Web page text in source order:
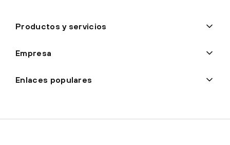
Productos y servicios
Empresa
Enlaces populares